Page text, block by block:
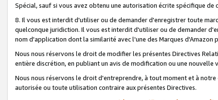
Spécial, sauf si vous avez obtenu une autorisation écrite spécifique de
8. Il vous est interdit d'utiliser ou de demander d'enregistrer toute
quelconque juridiction. Il vous est interdit d'utiliser ou de demander
nom d'application dont la similarité avec l'une des Marques
Nous nous réservons le droit de modifier les présentes Directives
entière discrétion, en publiant un avis de modification ou une nouvelle
Nous nous réservons le droit d'entreprendre, à tout moment et à
autorisée ou toute utilisation contraire aux présentes Directives.